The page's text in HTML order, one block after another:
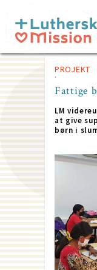
main
content
PROJEKT
Fattige
LM
at give
børn i